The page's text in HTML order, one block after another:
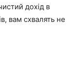
дохід в
, вам схвалять не